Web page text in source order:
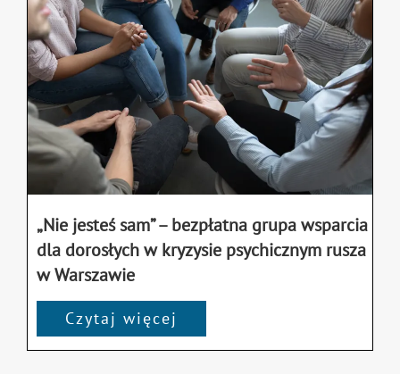
„Nie jesteś sam” – bezpłatna grupa wsparcia
dla dorosłych w kryzysie psychicznym rusza
w Warszawie
Czytaj więcej